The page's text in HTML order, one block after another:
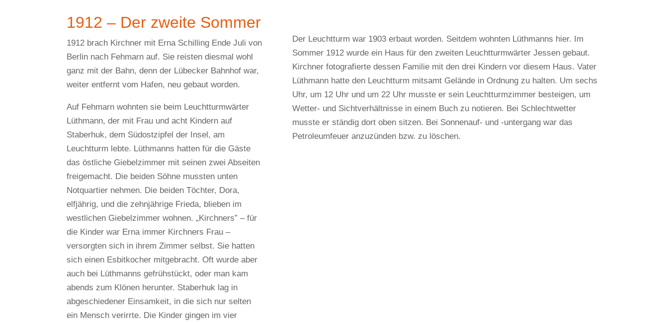
1912 – Der zweite Sommer
1912 brach Kirchner mit Erna Schilling Ende Juli von
Berlin nach Fehmarn auf. Sie reisten diesmal wohl
ganz mit der Bahn, denn der Lübecker Bahnhof war,
weiter entfernt vom Hafen, neu gebaut worden.
Auf Fehmarn wohnten sie beim Leuchtturmwärter
Lüthmann, der mit Frau und acht Kindern auf
Staberhuk, dem Südostzipfel der Insel, am
Leuchtturm lebte. Lüthmanns hatten für die Gäste
das östliche Giebelzimmer mit seinen zwei Abseiten
freigemacht. Die beiden Söhne mussten unten
Notquartier nehmen. Die beiden Töchter, Dora,
elfjährig, und die zehnjährige Frieda, blieben im
westlichen Giebelzimmer wohnen. „Kirchners” – für
die Kinder war Erna immer Kirchners Frau –
versorgten sich in ihrem Zimmer selbst. Sie hatten
sich einen Esbitkocher mitgebracht. Oft wurde aber
auch bei Lüthmanns gefrühstückt, oder man kam
abends zum Klönen herunter. Staberhuk lag in
abgeschiedener Einsamkeit, in die sich nur selten
ein Mensch verirrte. Die Kinder gingen im vier
Der Leuchtturm war 1903 erbaut worden. Seitdem wohnten Lüthmanns hier. Im
Sommer 1912 wurde ein Haus für den zweiten Leuchtturmwärter Jessen gebaut.
Kirchner fotografierte dessen Familie mit den drei Kindern vor diesem Haus. Vater
Lüthmann hatte den Leuchtturm mitsamt Gelände in Ordnung zu halten. Um sechs
Uhr, um 12 Uhr und um 22 Uhr musste er sein Leuchtturmzimmer besteigen, um
Wetter- und Sichtverhältnisse in einem Buch zu notieren. Bei Schlechtwetter
musste er ständig dort oben sitzen. Bei Sonnenauf- und -untergang war das
Petroleumfeuer anzuzünden bzw. zu löschen.